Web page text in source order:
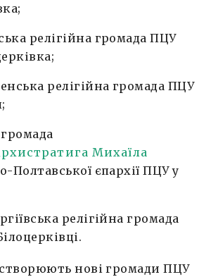
релігійна громада ПЦУ
релігійна громада ПЦУ
Михаїла
Полтавської єпархії ПЦУ у
релігійна громада
нові громади ПЦУ